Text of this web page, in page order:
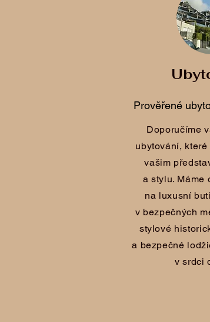
Prověřené
Doporučíme
ubytování,
vašim
a stylu. Máme
na luxusní
v bezpečných
stylové
a bezpečné
v srdci